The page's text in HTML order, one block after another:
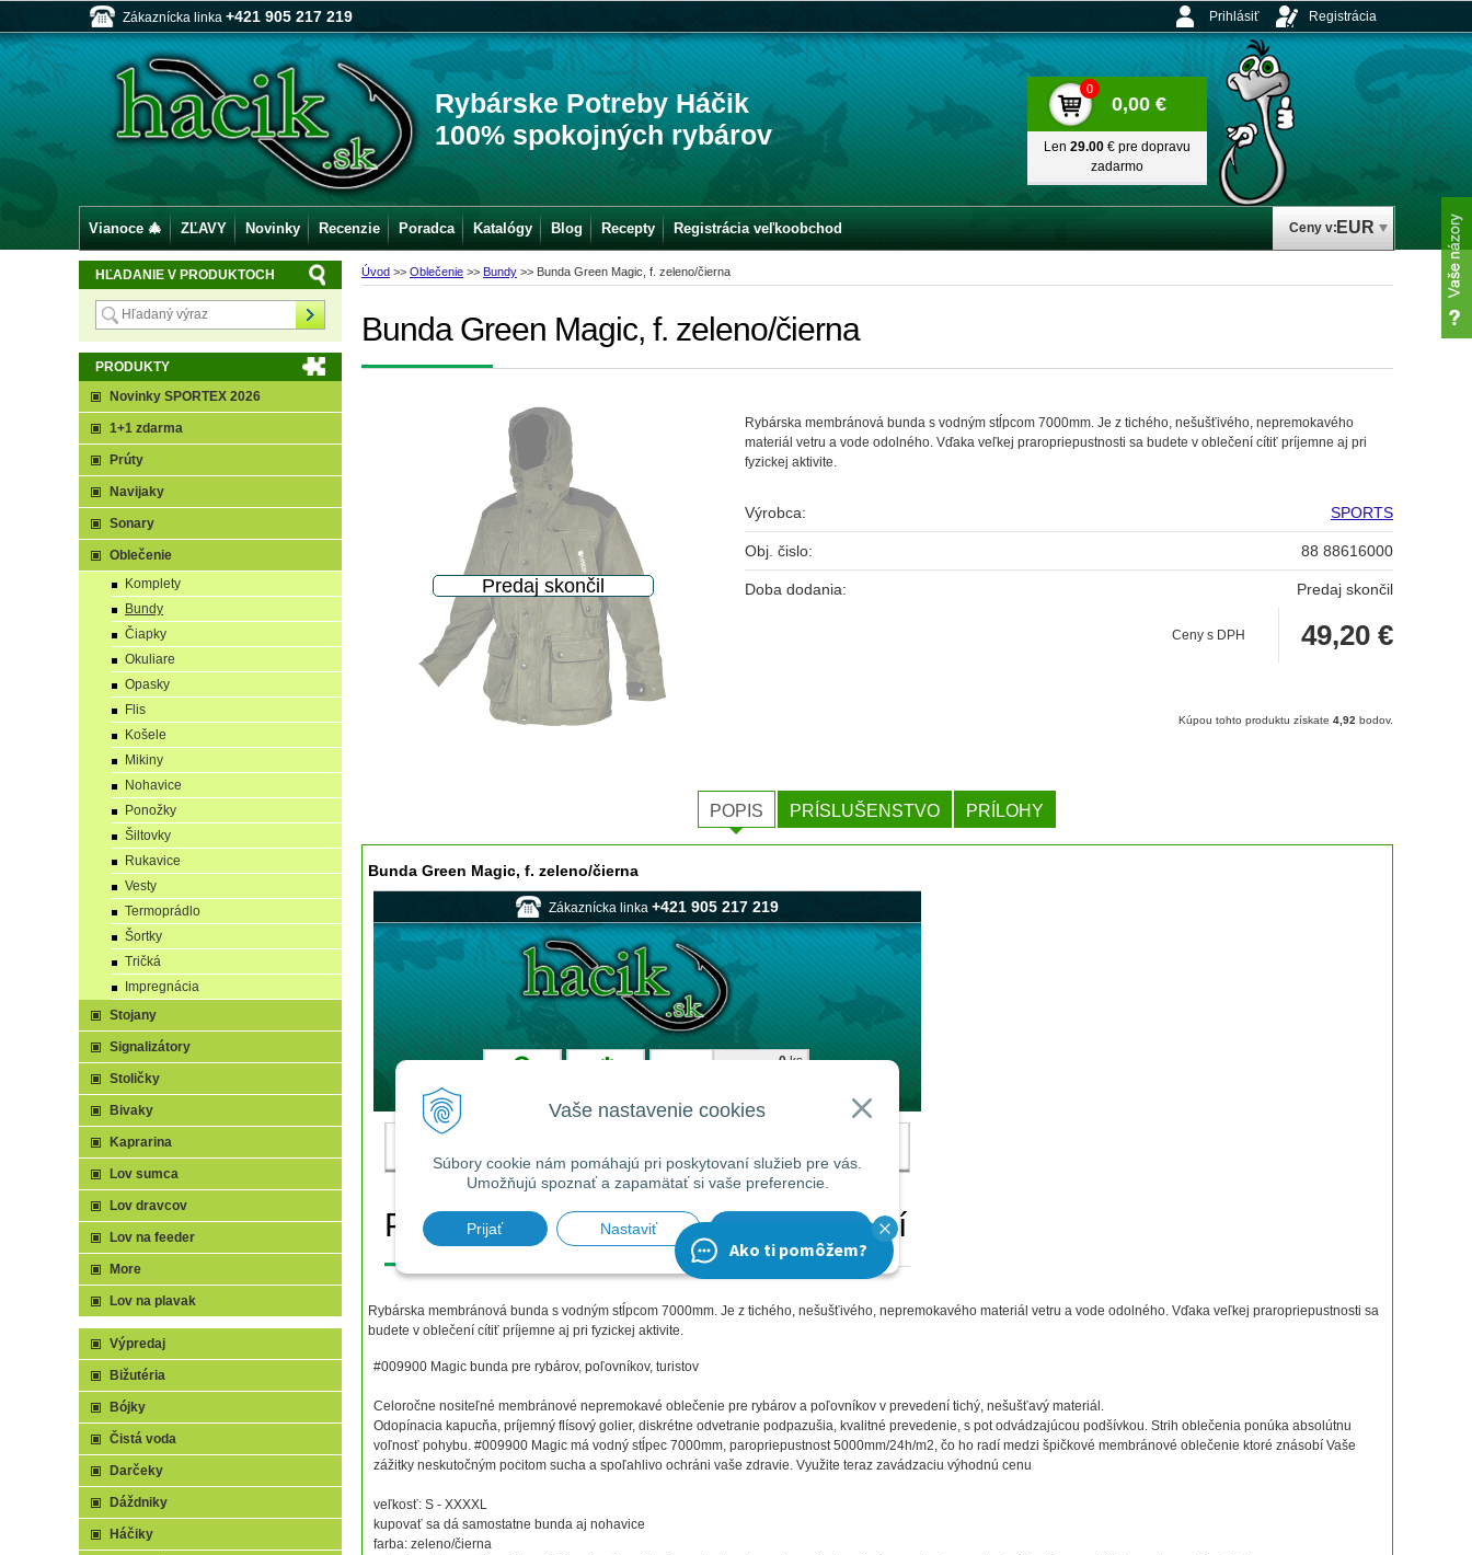
Zákaznícka linka +421 905 217 219
Rybárske Potreby Háčik
100% spokojných rybárov
Ceny v: EUR
Prihlásiť Registrácia
0
0,00 €
Len 29.00 € pre dopravu
zadarmo
Úvod >> Oblečenie >> Bundy >> Bunda Green Magic, f. zeleno/čierna
Bunda Green Magic, f. zeleno/čierna
Rybárska membránová bunda s vodným stĺpcom 7000mm. Je z tichého, nešušťivého, nepremokavého
materiál vetru a vode odolného. Vďaka veľkej praropriepustnosti sa budete v oblečení cítiť príjemne aj pri
fyzickej aktivite.
Výrobca: SPORTS
Obj. čislo: 88 88616000
Doba dodania: Predaj skončil
Ceny s DPH 49,20 €
Kúpou tohto produktu získate 4,92 bodov.
POPIS PRÍSLUŠENSTVO PRÍLOHY
Bunda Green Magic, f. zeleno/čierna
Rybárska membránová bunda s vodným stĺpcom 7000mm. Je z tichého, nešušťivého, nepremokavého materiál vetru a vode odolného. Vďaka veľkej praropriepustnosti sa
budete v oblečení cítiť príjemne aj pri fyzickej aktivite.
#009900 Magic bunda pre rybárov, poľovníkov, turistov
Celoročne nositeľné membránové nepremokavé oblečenie pre rybárov a poľovníkov v prevedení tichý, nešušťavý materiál.
Odopínacia kapucňa, príjemný flísový golier, diskrétne odvetranie podpazušia, kvalitné prevedenie, s pot odvádzajúcou podšívkou. Strih oblečenia ponúka absolútnu
voľnosť pohybu. #009900 Magic má vodný stĺpec 7000mm, paropriepustnost 5000mm/24h/m2, čo ho radí medzi špičkové membránové oblečenie ktoré znásobí Vaše
zážitky neskutočným pocitom sucha a spoľahlivo ochráni vaše zdravie. Využite teraz zavádzaciu výhodnú cenu
veľkosť: S - XXXXL
kupovať sa dá samostatne bunda aj nohavice
farba: zeleno/čierna
HĽADANIE V PRODUKTOCH
PRODUKTY
Novinky SPORTEX 2026
1+1 zdarma
Prúty
Navijaky
Sonary
Oblečenie
Komplety
Bundy
Čiapky
Okuliare
Opasky
Flis
Košele
Mikiny
Nohavice
Ponožky
Šiltovky
Rukavice
Vesty
Termoprádlo
Šortky
Tričká
Impregnácia
Stojany
Signalizátory
Stoličky
Bivaky
Kaprarina
Lov sumca
Lov dravcov
Lov na feeder
More
Lov na plavak
Výpredaj
Bižutéria
Bójky
Čistá voda
Darčeky
Dáždniky
Háčiky
Vianoce 🎄 ZĽAVY Novinky Recenzie Poradca Katalógy Blog Recepty Registrácia veľkoobchod